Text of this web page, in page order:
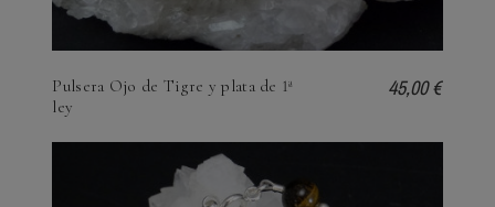
Pulsera Ojo de Tigre y plata de 1ª
ley
45,00 €